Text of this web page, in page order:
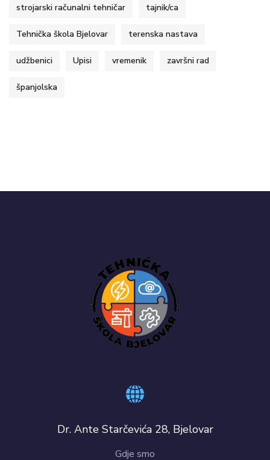
strojarski računalni tehničar tajnik/ca
Tehnička škola Bjelovar terenska nastava
udžbenici Upisi vremenik završni rad
španjolska
Dr. Ante Starčevića 28, Bjelovar
Gdje smo